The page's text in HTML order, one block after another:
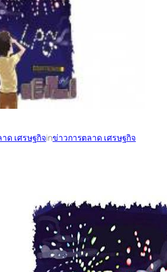
ด เศรษฐกิจinข่าวการตลาด เศรษฐกิจ